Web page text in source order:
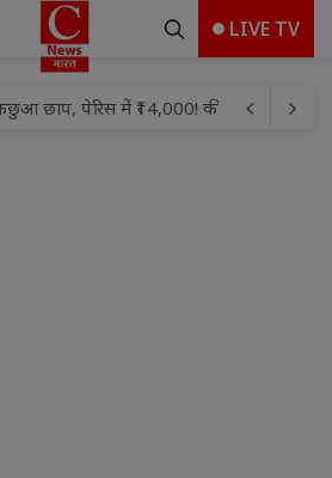
LIVE TV
को दातागंज विधायक ने वितरित की राहत